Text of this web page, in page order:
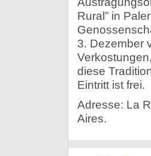
Rural” in
3. Dezember
diese
Eintritt ist frei.
Adresse: La
Aires.